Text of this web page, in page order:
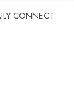
CONNECT